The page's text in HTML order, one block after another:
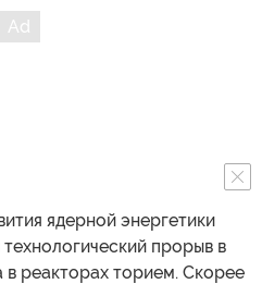
ядерной энергетики
прорыв в
реакторах торием. Скорее